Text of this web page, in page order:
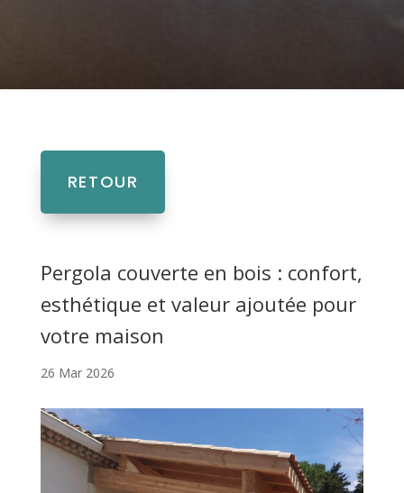
RETOUR
Pergola couverte en bois : confort,
esthétique et valeur ajoutée pour
votre maison
26 Mar 2026